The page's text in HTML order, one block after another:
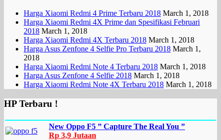
Harga Xiaomi Redmi 4 Prime Terbaru 2018 March 1, 2018
Harga Xiaomi Redmi 4X Prime dan Spesifikasi Februari
2018 March 1, 2018
Harga Xiaomi Redmi 4X Terbaru 2018 March 1, 2018
Harga Asus Zenfone 4 Selfie Pro Terbaru 2018 March 1,
2018
Harga Xiaomi Redmi Note 4 Terbaru 2018 March 1, 2018
Harga Asus Zenfone 4 Selfie 2018 March 1, 2018
Harga Xiaomi Redmi Note 4X Terbaru 2018 March 1, 2018
HP Terbaru !
New Oppo F5 ” Capture The Real You ”
Rp 3,9 Jutaan